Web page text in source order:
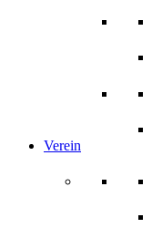
Verein